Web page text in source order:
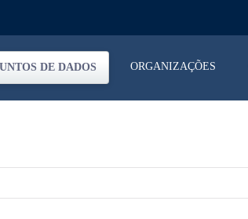
DE DADOS ORGANIZAÇÕES